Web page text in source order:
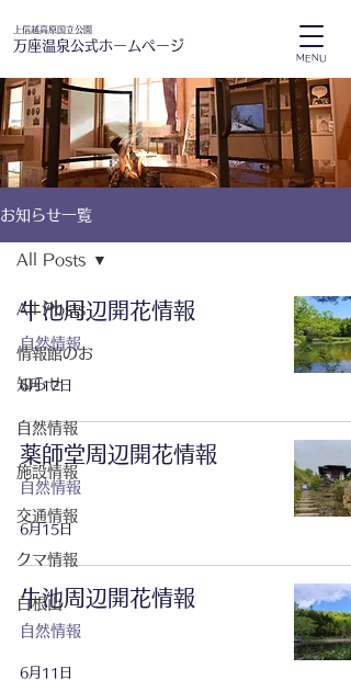
上信越高原国立公園
万座温泉公式ホームページ
MENU
お知らせ一覧
All Posts
情報館のお
知らせ
自然情報
施設情報
交通情報
クマ情報
白根山
All Posts
牛池周辺開花情報
自然情報
6月17日
薬師堂周辺開花情報
自然情報
6月15日
牛池周辺開花情報
自然情報
6月11日